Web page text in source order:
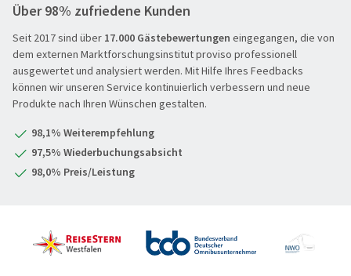
SUCHEN & BUCHEN
REISEKATEGORIE
Reisekategorie
Hochseekreuzfahrt
Leserreisen
Osterreisen
PREMIUM-Bus
Schiffsreisen
Vorteilsreisen
REISEZIEL
Deutschland
Mittelmeer & Fernreisen
REISEZEITRAUM
Hauptsache weg
Über 98% zufriedene Kunden
Seit 2017 sind über 17.000 Gästebewertungen eingegangen, die von
dem externen Marktforschungsinstitut proviso professionell
ausgewertet und analysiert werden. Mit Hilfe Ihres Feedbacks
können wir unseren Service kontinuierlich verbessern und neue
Produkte nach Ihren Wünschen gestalten.
98,1% Weiterempfehlung
97,5% Wiederbuchungsabsicht
98,0% Preis/Leistung